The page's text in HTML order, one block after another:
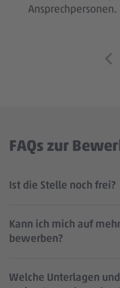
Ansprechpersonen.
FAQs zur
Ist die Stelle noch frei?
Kann ich mich auf
bewerben?
Welche Unterlagen